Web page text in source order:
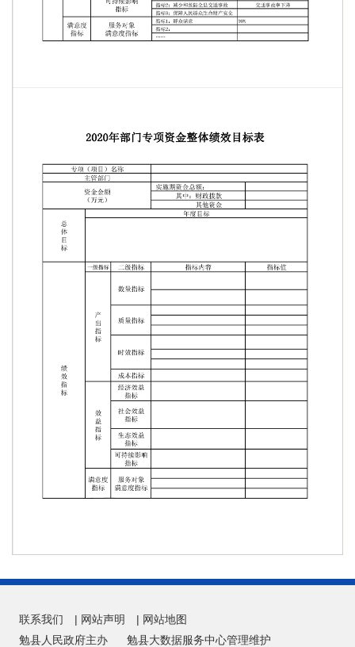
联系我们 | 网站声明 | 网站地图
勉县人民政府主办
勉县大数据服务中心管理维护